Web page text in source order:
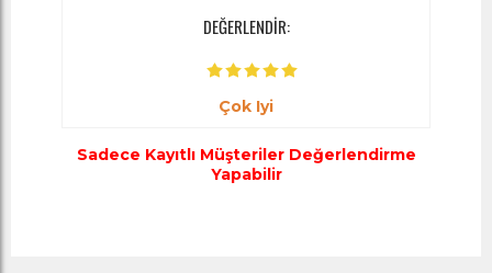
DEĞERLENDİR:
Çok Iyi
Sadece Kayıtlı Müşteriler Değerlendirme
Yapabilir